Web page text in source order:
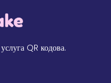
QR кодова.